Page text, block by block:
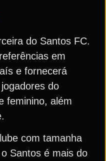
do Santos FC.
em
e fornecerá
do
feminino, além
com tamanha
Santos é mais do